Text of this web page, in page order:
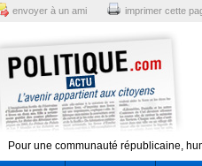
envoyer à un ami imprimer cette
Pour une communauté républicaine,